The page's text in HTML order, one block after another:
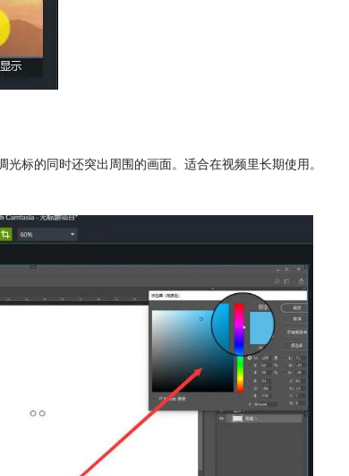
标的同时还突出周围的画面。适合在视频里长期使用。